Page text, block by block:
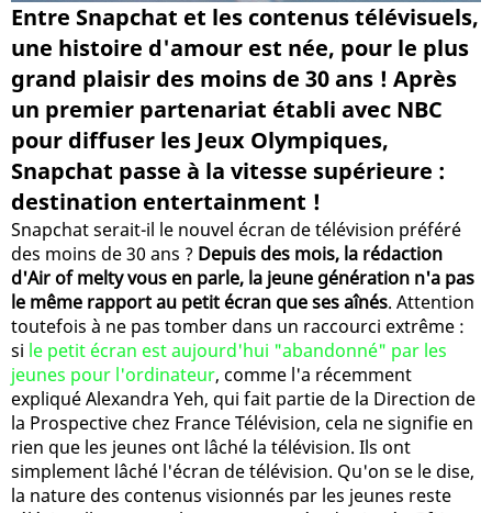
Entre Snapchat et les contenus télévisuels,
une histoire d'amour est née, pour le plus
grand plaisir des moins de 30 ans ! Après
un premier partenariat établi avec NBC
pour diffuser les Jeux Olympiques,
Snapchat passe à la vitesse supérieure :
destination entertainment !
Snapchat serait-il le nouvel écran de télévision préféré
des moins de 30 ans ? Depuis des mois, la rédaction
d'Air of melty vous en parle, la jeune génération n'a pas
le même rapport au petit écran que ses aînés. Attention
toutefois à ne pas tomber dans un raccourci extrême :
si le petit écran est aujourd'hui "abandonné" par les
jeunes pour l'ordinateur, comme l'a récemment
expliqué Alexandra Yeh, qui fait partie de la Direction de
la Prospective chez France Télévision, cela ne signifie en
rien que les jeunes ont lâché la télévision. Ils ont
simplement lâché l'écran de télévision. Qu'on se le dise,
la nature des contenus visionnés par les jeunes reste